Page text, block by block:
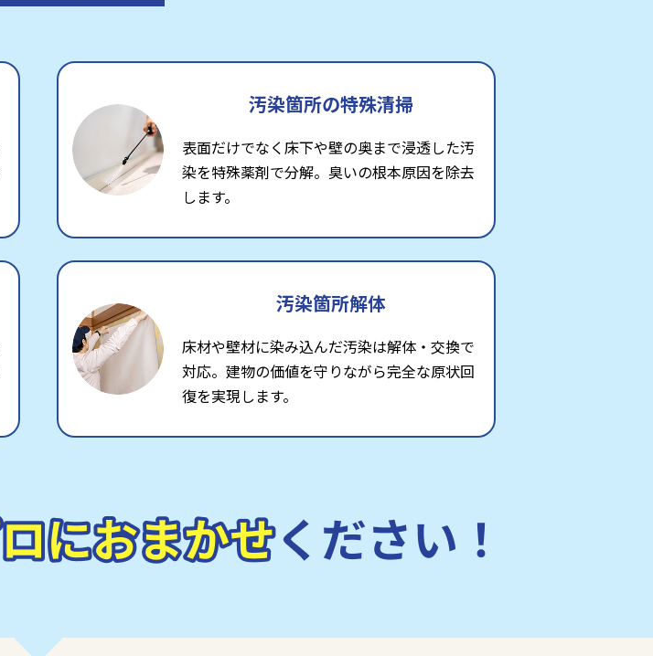
汚染箇所の特殊清掃
表面だけでなく床下や壁の奥まで浸透した汚
染を特殊薬剤で分解。臭いの根本原因を除去
します。
汚染箇所解体
床材や壁材に染み込んだ汚染は解体・交換で
対応。建物の価値を守りながら完全な原状回
復を実現します。